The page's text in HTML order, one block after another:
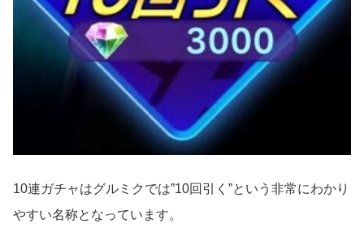
10連ガチャはグルミクでは”10回引く”という非常にわかり
やすい名称となっています。